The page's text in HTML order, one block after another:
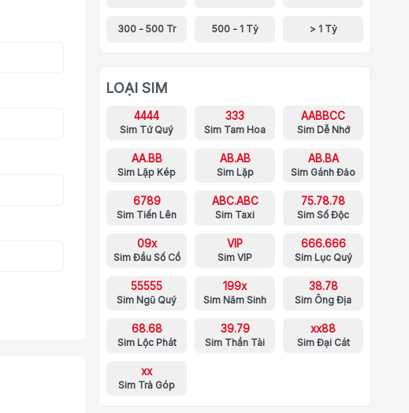
300 - 500 Tr 500 - 1 Tỷ > 1 Tỷ
LOẠI SIM
4444
Sim Tứ Quý
333
Sim Tam Hoa
AABBCC
Sim Dễ Nhớ
AA.BB
Sim Lặp Kép
AB.AB
Sim Lặp
AB.BA
Sim Gánh Đảo
6789
Sim Tiến Lên
ABC.ABC
Sim Taxi
75.78.78
Sim Số Độc
09x
Sim Đầu Số Cổ
VIP
Sim VIP
666.666
Sim Lục Quý
55555
Sim Ngũ Quý
199x
Sim Năm Sinh
38.78
Sim Ông Địa
68.68
Sim Lộc Phát
39.79
Sim Thần Tài
xx88
Sim Đại Cát
xx
Sim Trả Góp